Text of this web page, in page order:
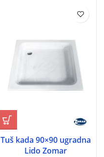
Tuš kada 90×90 ugradna
Lido Zomar